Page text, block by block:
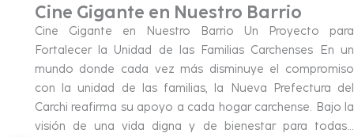
Cine Gigante en Nuestro Barrio
Cine Gigante en Nuestro Barrio Un Proyecto para
Fortalecer la Unidad de las Familias Carchenses En un
mundo donde cada vez más disminuye el compromiso
con la unidad de las familias, la Nueva Prefectura del
Carchi reafirma su apoyo a cada hogar carchense. Bajo la
visión de una vida digna y de bienestar para todas…